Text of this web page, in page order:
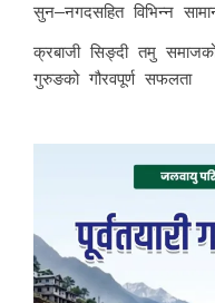
सुन–नगदसहित विभिन्न
क्रबाजी सिङ्दी तमु
गुरुङको गौरवपूर्ण सफलता